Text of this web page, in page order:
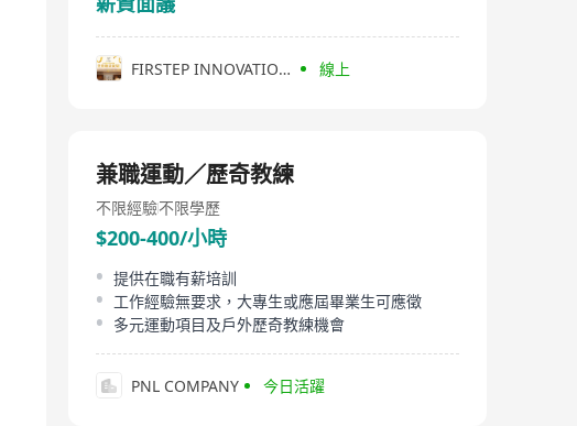
FIRSTEP INNOVATION LIMITED 線上
兼職運動／歷奇教練
不限經驗不限學歷
$200-400/小時
提供在職有薪培訓
工作經驗無要求，大專生或應屆畢業生可應徵
多元運動項目及戶外歷奇教練機會
PNL COMPANY 今日活躍